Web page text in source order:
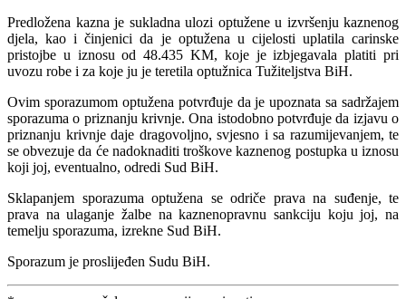
Predložena kazna je sukladna ulozi optužene u izvršenju kaznenog
djela, kao i činjenici da je optužena u cijelosti uplatila carinske
pristojbe u iznosu od 48.435 KM, koje je izbjegavala platiti pri
uvozu robe i za koje ju je teretila optužnica Tužiteljstva BiH.
Ovim sporazumom optužena potvrđuje da je upoznata sa sadržajem
sporazuma o priznanju krivnje. Ona istodobno potvrđuje da izjavu o
priznanju krivnje daje dragovoljno, svjesno i sa razumijevanjem, te
se obvezuje da će nadoknaditi troškove kaznenog postupka u iznosu
koji joj, eventualno, odredi Sud BiH.
Sklapanjem sporazuma optužena se odriče prava na suđenje, te
prava na ulaganje žalbe na kaznenopravnu sankciju koju joj, na
temelju sporazuma, izrekne Sud BiH.
Sporazum je proslijeđen Sudu BiH.